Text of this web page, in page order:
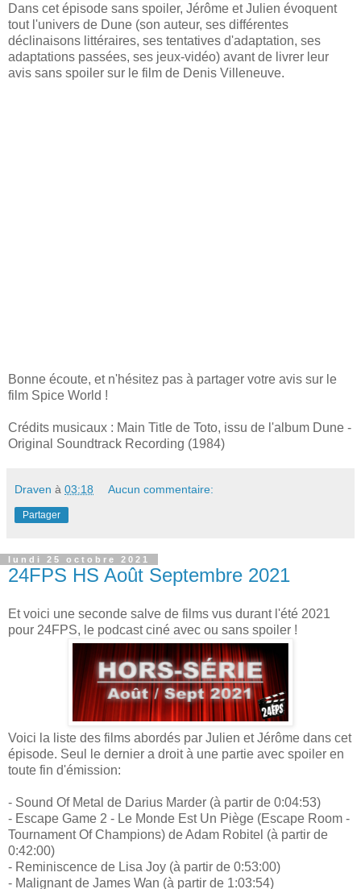
Dans cet épisode sans spoiler, Jérôme et Julien évoquent
tout l'univers de Dune (son auteur, ses différentes
déclinaisons littéraires, ses tentatives d'adaptation, ses
adaptations passées, ses jeux-vidéo) avant de livrer leur
avis sans spoiler sur le film de Denis Villeneuve.
Bonne écoute, et n'hésitez pas à partager votre avis sur le
film Spice World !
Crédits musicaux : Main Title de Toto, issu de l'album Dune -
Original Soundtrack Recording (1984)
Draven à 03:18 Aucun commentaire:
Partager
lundi 25 octobre 2021
24FPS HS Août Septembre 2021
Et voici une seconde salve de films vus durant l'été 2021
pour 24FPS, le podcast ciné avec ou sans spoiler !
Voici la liste des films abordés par Julien et Jérôme dans cet
épisode. Seul le dernier a droit à une partie avec spoiler en
toute fin d'émission:
- Sound Of Metal de Darius Marder (à partir de 0:04:53)
- Escape Game 2 - Le Monde Est Un Piège (Escape Room -
Tournament Of Champions) de Adam Robitel (à partir de
0:42:00)
- Reminiscence de Lisa Joy (à partir de 0:53:00)
- Malignant de James Wan (à partir de 1:03:54)